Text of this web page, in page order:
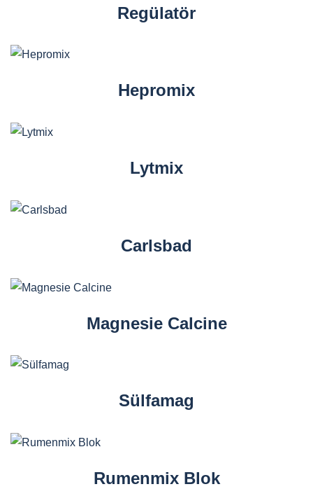
Regülatör
Hepromix
Lytmix
Carlsbad
Magnesie Calcine
Sülfamag
Rumenmix Blok